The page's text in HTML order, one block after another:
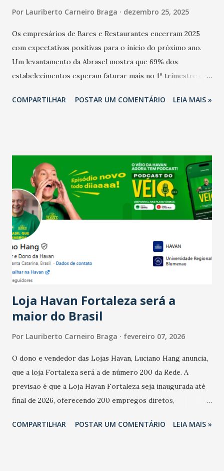
Por Lauriberto Carneiro Braga dezembro 25, 2025
Os empresários de Bares e Restaurantes encerram 2025
com expectativas positivas para o início do próximo ano.
Um levantamento da Abrasel mostra que 69% dos
estabelecimentos esperam faturar mais no 1º trimestre de
relação ao último trimestre deste ano, 56% também
confraternizações de fim de ano e pelo pagamento do 13º
Salário para um número maior de trabalhadores, já que o
país tem a menor taxa de desemprego dos anos recentes.
Ainda segundo a Pesquisa, em novembro de 2025, 40% dos
bares e restaurantes operaram com lucro e outros 40%
registraram equilíbrio financeiro. Já o percentual de
estabelecimentos no prejuízo ficou em 19%, pouco abaixo
do observado no mês anterior. Outros 1% não existiam em
novembro. Em relação a outubro, o faturamento também
COMPARTILHAR POSTAR UM COMENTÁRIO LEIA MAIS »
Loja Havan Fortaleza será a
maior do Brasil
Por Lauriberto Carneiro Braga fevereiro 07, 2026
O dono e vendedor das Lojas Havan, Luciano Hang anuncia,
que a loja Fortaleza será a de número 200 da Rede. A
previsão é que a Loja Havan Fortaleza seja inaugurada até
final de 2026, oferecendo 200 empregos diretos,
Havan Fortaleza ainda não foi anunciada oficialmente, mas
COMPARTILHAR POSTAR UM COMENTÁRIO LEIA MAIS »